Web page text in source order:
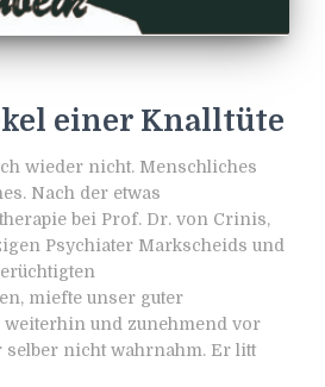
einer Knalltüte
wieder nicht. Menschliches
Nach der etwas
bei Prof. Dr. von Crinis,
Psychiater Markscheids und
miefte unser guter
und zunehmend vor
selber nicht wahrnahm. Er litt